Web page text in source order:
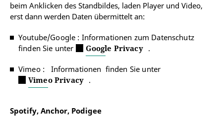
beim Anklicken des Standbildes, laden Player und Video,
erst dann werden Daten übermittelt an:
Youtube/Google : Informationen zum Datenschutz
finden Sie unter
Google Privacy .
Vimeo : Informationen finden Sie unter
Vimeo Privacy .
Spotify, Anchor, Podigee